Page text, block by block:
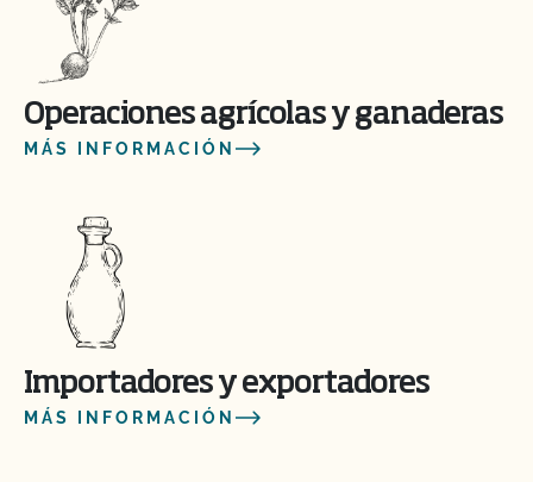
Operaciones agrícolas y ganaderas
MÁS INFORMACIÓN
Importadores y exportadores
MÁS INFORMACIÓN